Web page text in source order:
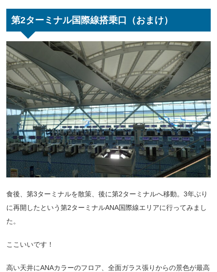
第2ターミナル国際線搭乗口（おまけ）
食後、第3ターミナルを散策、後に第2ターミナルへ移動。3年ぶり
に再開したという第2ターミナルANA国際線エリアに行ってみまし
た。
ここいいです！
高い天井にANAカラーのフロア、全面ガラス張りからの景色が最高